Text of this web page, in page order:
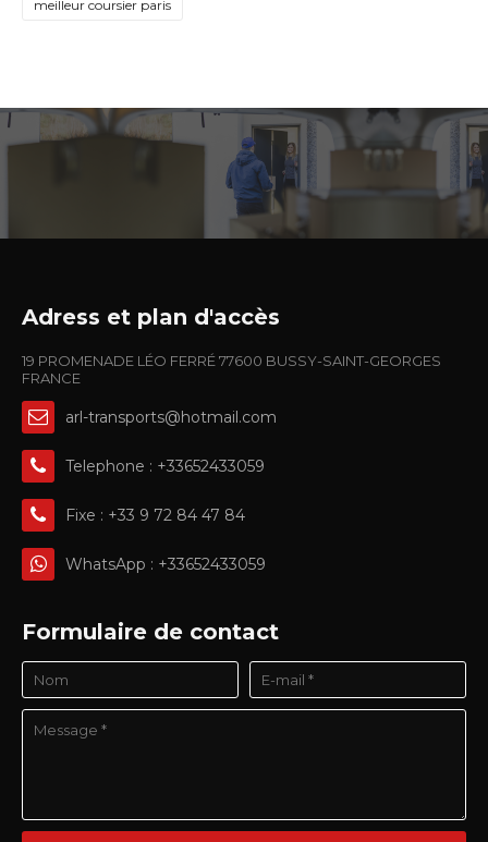
meilleur coursier paris
Adress et plan d'accès
19 PROMENADE LÉO FERRÉ 77600 BUSSY-SAINT-GEORGES
FRANCE
arl-transports@hotmail.com
Telephone : +33652433059
Fixe : +33 9 72 84 47 84
WhatsApp : +33652433059
Formulaire de contact